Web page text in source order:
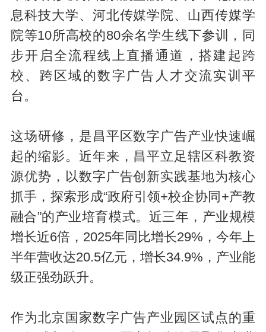
息科技大学、河北传媒学院、山西传媒学
院等10所高校的80余名学生线下参训，同
步开启全流程线上直播通道，搭建起跨
校、跨区域的数字广告人才交流实训平
台。
这场研修，是昌平区数字广告产业快速崛
起的缩影。近年来，昌平立足辖区科教资
源优势，以数字广告创新实践基地为核心
抓手，探索形成“政府引领+校企协同+产教
融合”的产业培育模式。近三年，产业规模
增长近6倍，2025年同比增长29%，今年上
半年营收达20.5亿元，增长34.9%，产业能
级正强劲跃升。
作为北京国家数字广告产业园区试点的重